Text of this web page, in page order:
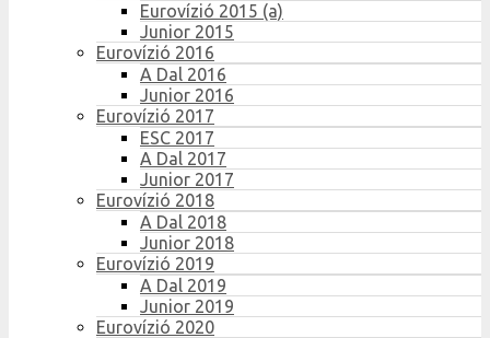
Eurovízió 2015 (a)
Junior 2015
Eurovízió 2016
A Dal 2016
Junior 2016
Eurovízió 2017
ESC 2017
A Dal 2017
Junior 2017
Eurovízió 2018
A Dal 2018
Junior 2018
Eurovízió 2019
A Dal 2019
Junior 2019
Eurovízió 2020